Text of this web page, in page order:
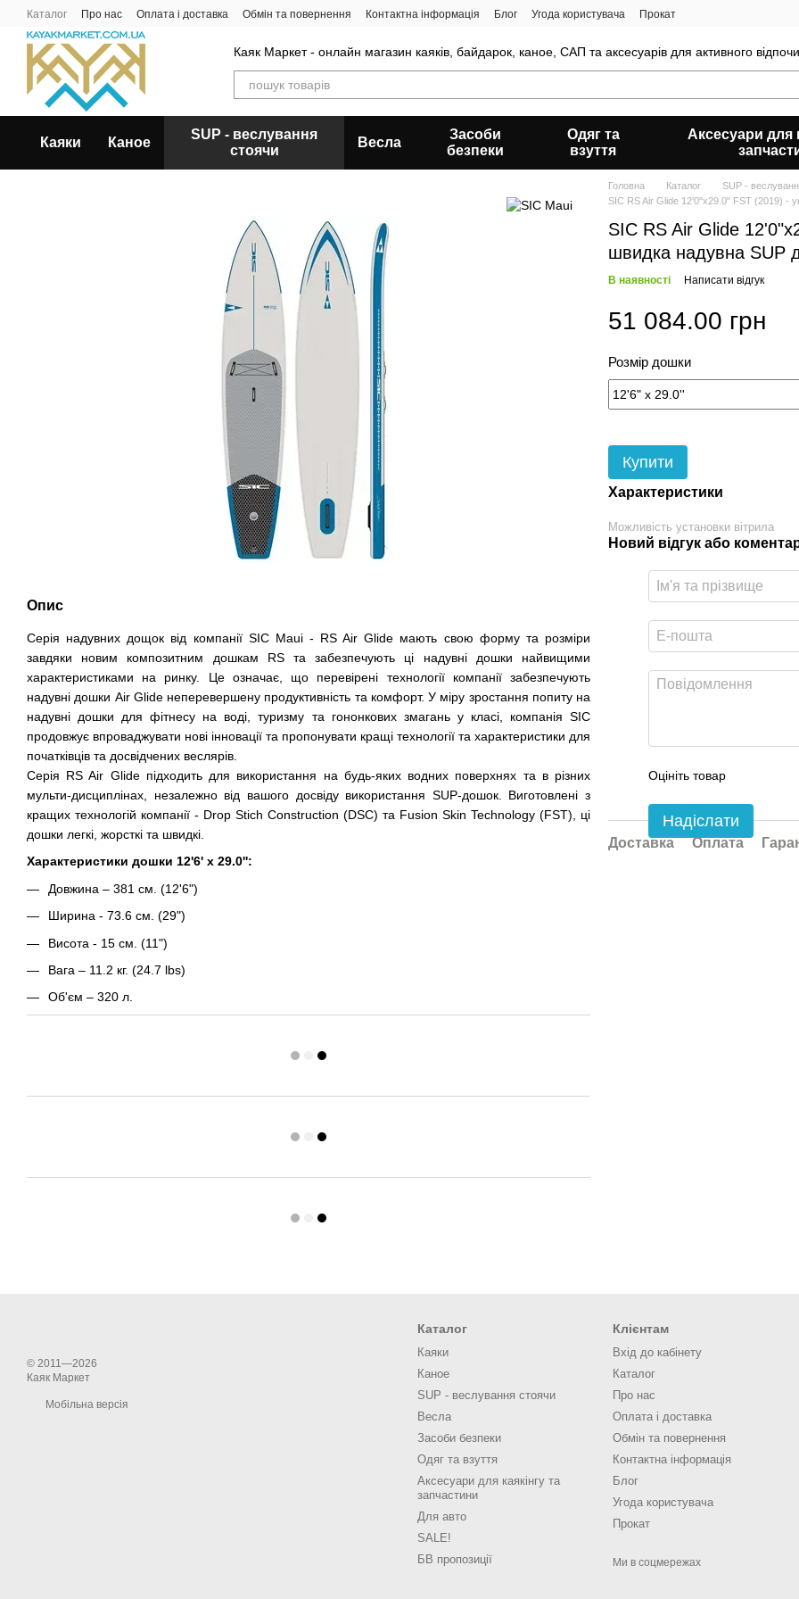
Перейти до основного контенту
Каталог Про нас Оплата і доставка Обмін та повернення Контактна інформація Блог Угода користувача Прокат
Каяк Маркет - онлайн магазин каяків, байдарок, каное, САП та аксесуарів для активного
Каяки Каное
SUP - веслування
стоячи
Весла
Засоби
безпеки
Одяг та
взуття
Аксесуари для
Опис
Серія надувних дощок від компанії SIC Maui - RS Air Glide мають свою форму та розміри
завдяки новим композитним дошкам RS та забезпечують ці надувні дошки найвищими
характеристиками на ринку. Це означає, що перевірені технології компанії забезпечують
надувні дошки Air Glide неперевершену продуктивність та комфорт. У міру зростання попиту на
надувні дошки для фітнесу на воді, туризму та гононкових змагань у класі, компанія SIC
продовжує впроваджувати нові інновації та пропонувати кращі технології та характеристики для
початківців та досвідчених веслярів.
Серія RS Air Glide підходить для використання на будь-яких водних поверхнях та в різних
мульти-дисциплінах, незалежно від вашого досвіду використання SUP-дошок. Виготовлені з
кращих технологій компанії - Drop Stich Construction (DSC) та Fusion Skin Technology (FST), ці
дошки легкі, жорсткі та швидкі.
Характеристики дошки 12'6' x 29.0'':
Довжина – 381 см. (12'6")
Ширина - 73.6 см. (29")
Висота - 15 см. (11")
Вага – 11.2 кг. (24.7 lbs)
Об'єм – 320 л.
Головна Каталог
SUP -
SIC RS Air Glide 12'0"х29.0" FST (2019) -
SIC RS Air Glide
швидка надувна SUP
В наявності Написати відгук
51 084.00 грн
Розмір дошки
Купити
Характеристики
Можливість установки вітрила
Новий відгук або
Оцініть товар
Надіслати
Доставка Оплата
© 2011—2026
Каяк Маркет
Мобільна версія
Каталог
Каяки
Каное
SUP - веслування стоячи
Весла
Засоби безпеки
Одяг та взуття
Аксесуари для каякінгу та
запчастини
Для авто
SALE!
БВ пропозиції
Клієнтам
Вхід до кабінету
Каталог
Про нас
Оплата і доставка
Обмін та повернення
Контактна інформація
Блог
Угода користувача
Прокат
Ми в соцмережах